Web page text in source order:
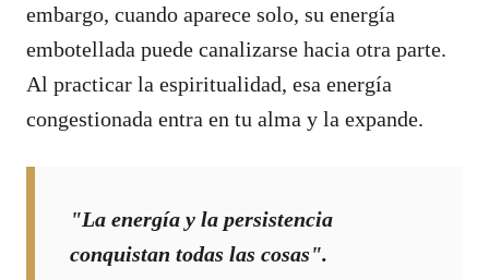
embargo, cuando aparece solo, su energía
embotellada puede canalizarse hacia otra parte.
Al practicar la espiritualidad, esa energía
congestionada entra en tu alma y la expande.
"La energía y la persistencia
conquistan todas las cosas".